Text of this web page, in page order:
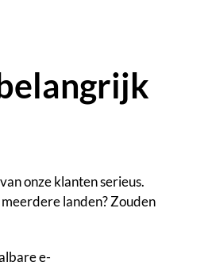
onze klanten serieus.
landen? Zouden
e-